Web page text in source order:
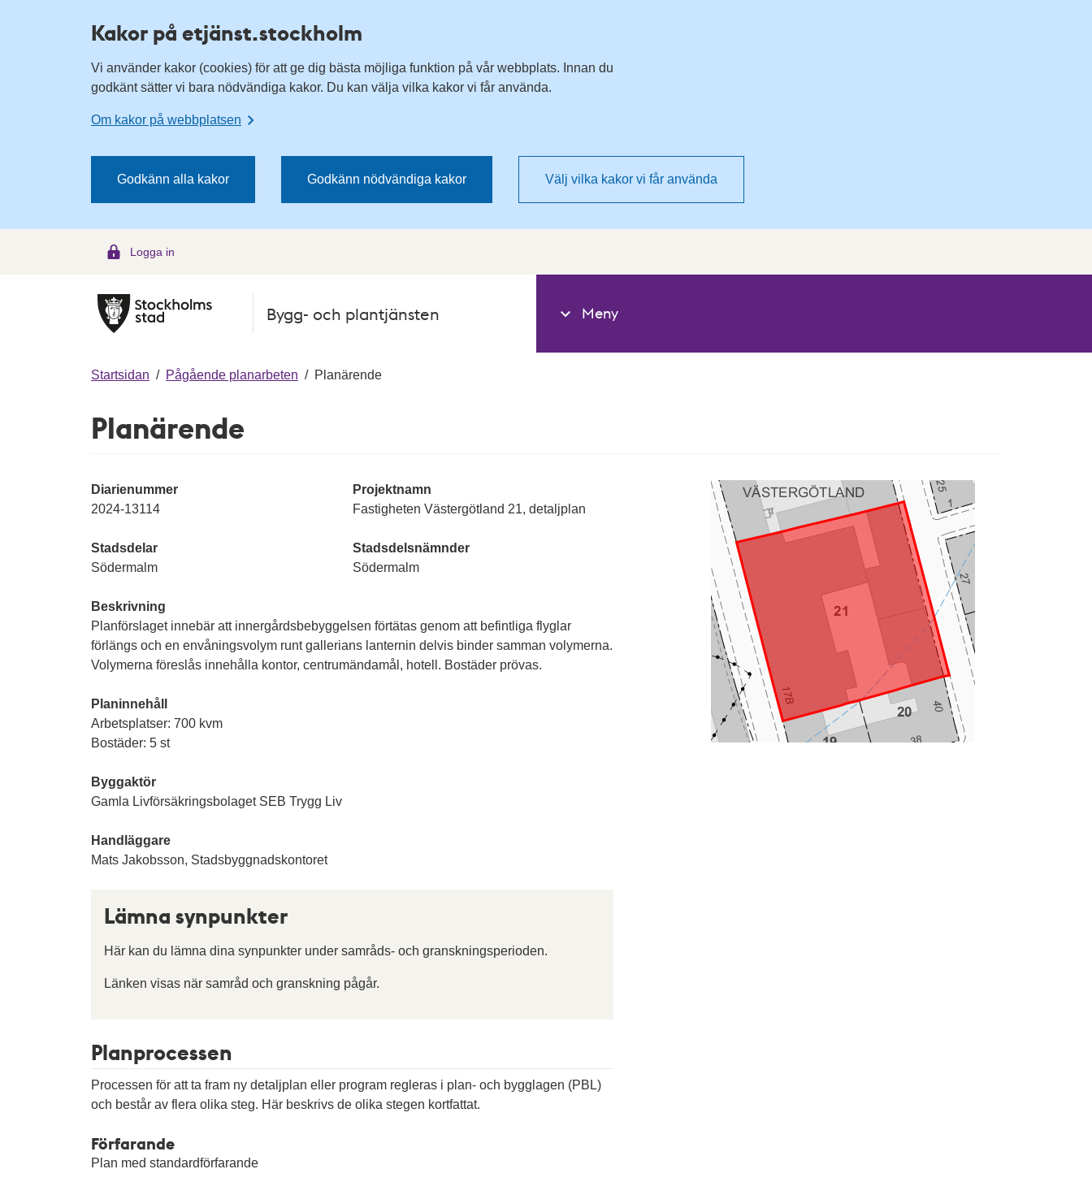
Kakor på etjänst.stockholm
Vi använder kakor (cookies) för att ge dig bästa möjliga funktion på vår webbplats. Innan du
godkänt sätter vi bara nödvändiga kakor. Du kan välja vilka kakor vi får använda.
Om kakor på webbplatsen
Godkänn alla kakor Godkänn nödvändiga kakor Välj vilka kakor vi får använda
Logga in
Bygg- och plantjänsten Meny
Startsidan / Pågående planarbeten / Planärende
Planärende
Diarienummer
2024-13114
Projektnamn
Fastigheten Västergötland 21, detaljplan
Stadsdelar
Södermalm
Stadsdelsnämnder
Södermalm
Beskrivning
Planförslaget innebär att innergårdsbebyggelsen förtätas genom att befintliga flyglar
förlängs och en envåningsvolym runt gallerians lanternin delvis binder samman volymerna.
Volymerna föreslås innehålla kontor, centrumändamål, hotell. Bostäder prövas.
Planinnehåll
Arbetsplatser: 700 kvm
Bostäder: 5 st
Byggaktör
Gamla Livförsäkringsbolaget SEB Trygg Liv
Handläggare
Mats Jakobsson, Stadsbyggnadskontoret
Lämna synpunkter
Här kan du lämna dina synpunkter under samråds- och granskningsperioden.
Länken visas när samråd och granskning pågår.
Planprocessen
Processen för att ta fram ny detaljplan eller program regleras i plan- och bygglagen (PBL)
och består av flera olika steg. Här beskrivs de olika stegen kortfattat.
Förfarande
Plan med standardförfarande